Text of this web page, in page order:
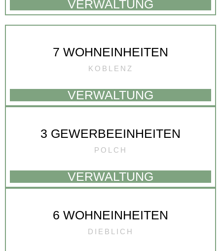
VERWALTUNG
7 WOHNEINHEITEN
KOBLENZ
VERWALTUNG
3 GEWERBEEINHEITEN
POLCH
VERWALTUNG
6 WOHNEINHEITEN
DIEBLICH